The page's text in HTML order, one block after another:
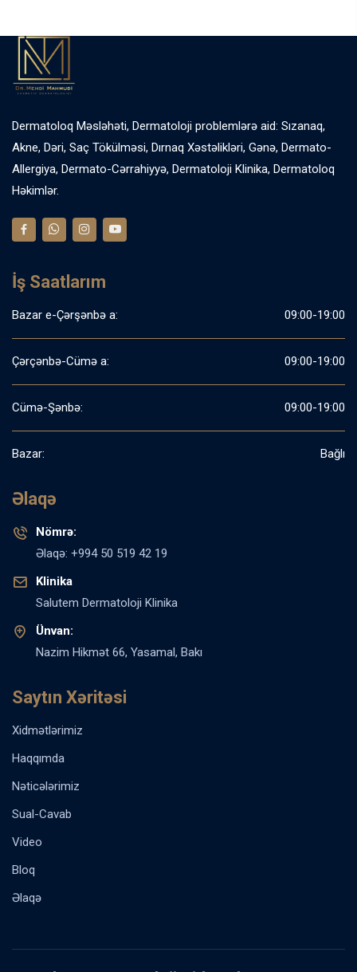
Dermatoloq Məsləhəti, Dermatoloji problemlərə aid: Sızanaq,
Akne, Dəri, Saç Tökülməsi, Dırnaq Xəstəlikləri, Gənə, Dermato-
Allergiya, Dermato-Cərrahiyyə, Dermatoloji Klinika, Dermatoloq
Həkimlər.
İş Saatlarım
Bazar e-Çərşənbə a: 09:00-19:00
Çərçənbə-Cümə a: 09:00-19:00
Cümə-Şənbə: 09:00-19:00
Bazar: Bağlı
Əlaqə
Nömrə:
Əlaqə: +994 50 519 42 19
Klinika
Salutem Dermatoloji Klinika
Ünvan:
Nazim Hikmət 66, Yasamal, Bakı
Saytın Xəritəsi
Xidmətlərimiz
Haqqımda
Nəticələrimiz
Sual-Cavab
Video
Bloq
Əlaqə